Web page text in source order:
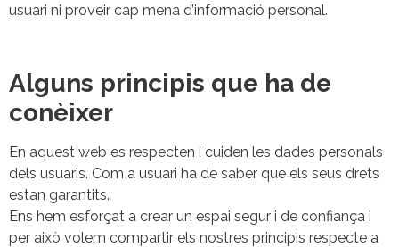
usuari ni proveir cap mena d’informació personal.
Alguns principis que ha de
conèixer
En aquest web es respecten i cuiden les dades personals
dels usuaris. Com a usuari ha de saber que els seus drets
estan garantits.
Ens hem esforçat a crear un espai segur i de confiança i
per això volem compartir els nostres principis respecte a